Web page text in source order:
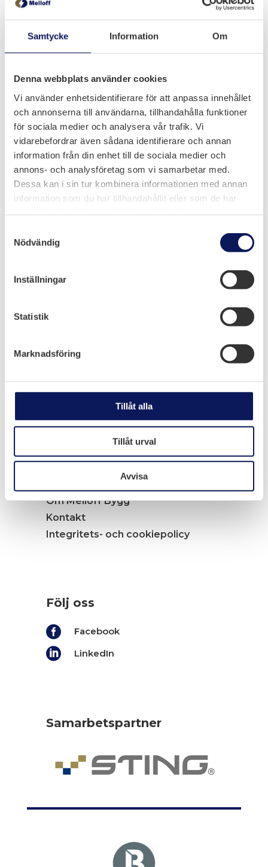
Samtycke Information Om
Denna webbplats använder cookies
Vi använder enhetsidentifierare för att anpassa innehållet
och annonserna till användarna, tillhandahålla funktioner
för sociala medier och analysera vår trafik. Vi
vidarebefordrar även sådana identifierare och annan
information från din enhet till de sociala medier och
annons- och analysföretag som vi samarbetar med.
Dessa kan i sin tur kombinera informationen med annan
information som du har tillhandahållit eller som de har
Nödvändig
Inställningar
Statistik
Marknadsföring
Tillåt alla
Tillåt urval
Avvisa
Melloff Bygg AB

Tjänster
Arbete i elkraftsmiljö
Om Melloff Bygg
Kontakt
Integritets- och cookiepolicy
Följ oss
 Facebook
 LinkedIn
Samarbetspartner